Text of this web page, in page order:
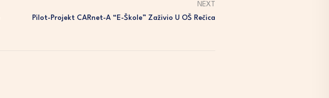
NEXT
Pilot-Projekt CARnet-A “e-Škole” Zaživio U OŠ Rečica